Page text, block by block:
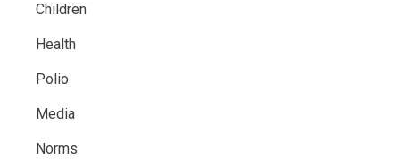
Children
Health
Polio
Media
Norms